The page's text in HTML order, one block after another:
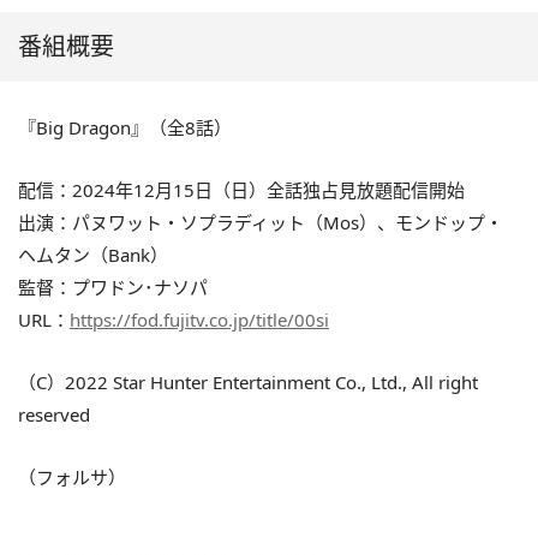
番組概要
『Big Dragon』（全8話）
配信：2024年12月15日（日）全話独占見放題配信開始
出演：パヌワット・ソプラディット（Mos）、モンドップ・
ヘムタン（Bank）
監督：プワドン･ナソパ
URL： https://fod.fujitv.co.jp/title/00si
（C）2022 Star Hunter Entertainment Co., Ltd., All right
reserved
（フォルサ）